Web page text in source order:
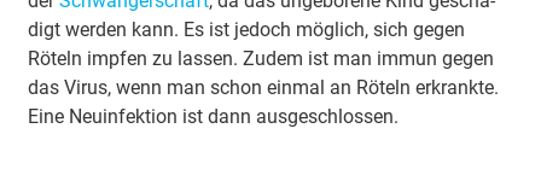
digt werden kann. Es ist jedoch möglich, sich gegen
Röteln impfen zu lassen. Zudem ist man immun gegen
das Virus, wenn man schon einmal an Röteln e­rkra­nkte.
Eine Neui­nfe­ktion ist dann au­sge­schlo­ssen.